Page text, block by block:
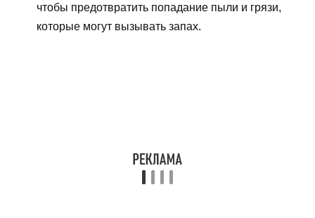
чтобы предотвратить попадание пыли и грязи,
которые могут вызывать запах.